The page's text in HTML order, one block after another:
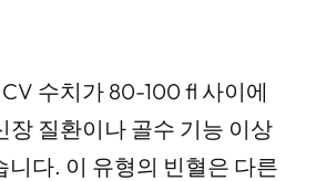
수치가 80-100 fl 사이에
장 질환이나 골수 기능 이상
니다. 이 유형의 빈혈은 다른